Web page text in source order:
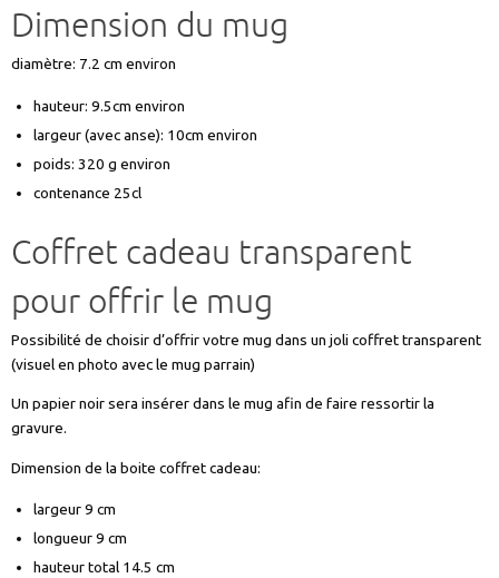
Dimension du mug
diamètre: 7.2 cm environ
hauteur: 9.5cm environ
largeur (avec anse): 10cm environ
poids: 320 g environ
contenance 25cl
Coffret cadeau transparent
pour offrir le mug
Possibilité de choisir d’offrir votre mug dans un joli coffret transparent
(visuel en photo avec le mug parrain)
Un papier noir sera insérer dans le mug afin de faire ressortir la
gravure.
Dimension de la boite coffret cadeau:
largeur 9 cm
longueur 9 cm
hauteur total 14.5 cm